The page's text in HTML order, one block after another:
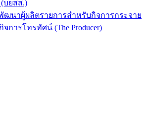
บยสส.)
ฒนาผู้ผลิตรายการสำหรับกิจการกระจาย
จการโทรทัศน์ (The Producer)